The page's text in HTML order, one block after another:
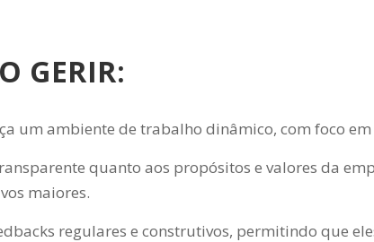
GERIR:
um ambiente de trabalho dinâmico, com foco
quanto aos propósitos e valores da
maiores.
regulares e construtivos, permitindo que